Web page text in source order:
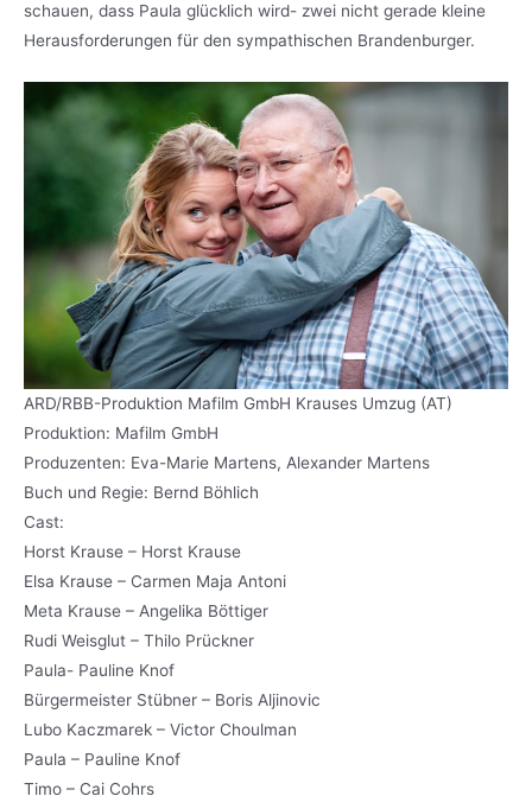
schauen, dass Paula glücklich wird- zwei nicht gerade kleine
Herausforderungen für den sympathischen Brandenburger.
ARD/RBB-Produktion Mafilm GmbH Krauses Umzug (AT)
Produktion: Mafilm GmbH
Produzenten: Eva-Marie Martens, Alexander Martens
Buch und Regie: Bernd Böhlich
Cast:
Horst Krause – Horst Krause
Elsa Krause – Carmen Maja Antoni
Meta Krause – Angelika Böttiger
Rudi Weisglut – Thilo Prückner
Paula- Pauline Knof
Bürgermeister Stübner – Boris Aljinovic
Lubo Kaczmarek – Victor Choulman
Paula – Pauline Knof
Timo – Cai Cohrs